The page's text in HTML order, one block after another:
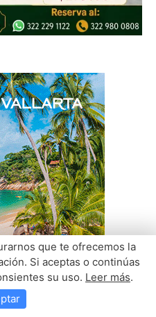
que te ofrecemos la
Si aceptas o continúas
su uso. Leer más.